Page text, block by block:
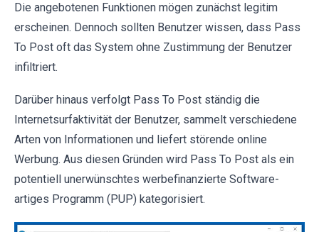
Die angebotenen Funktionen mögen zunächst legitim
erscheinen. Dennoch sollten Benutzer wissen, dass Pass
To Post oft das System ohne Zustimmung der Benutzer
infiltriert.
Darüber hinaus verfolgt Pass To Post ständig die
Internetsurfaktivität der Benutzer, sammelt verschiedene
Arten von Informationen und liefert störende online
Werbung. Aus diesen Gründen wird Pass To Post als ein
potentiell unerwünschtes werbefinanzierte Software-
artiges Programm (PUP) kategorisiert.